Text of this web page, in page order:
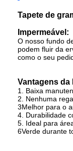
Tapete de
Impermeável:
O nosso fundo
podem fluir da
como o seu
Vantagens da
1. Baixa
2. Nenhuma
3Melhor para o
4. Durabilidade
5. Ideal para
6Verde durante